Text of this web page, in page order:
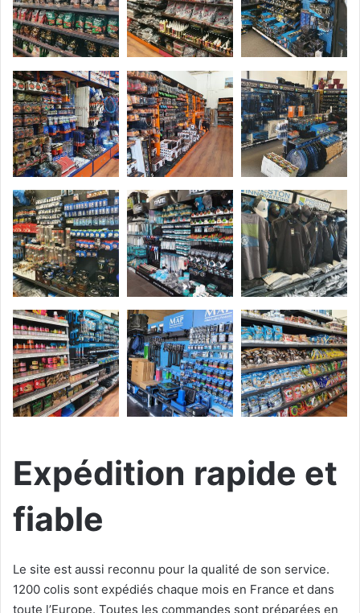
Expédition rapide et
fiable
Le site est aussi reconnu pour la qualité de son service.
1200 colis sont expédiés chaque mois en France et dans
toute l’Europe. Toutes les commandes sont préparées en